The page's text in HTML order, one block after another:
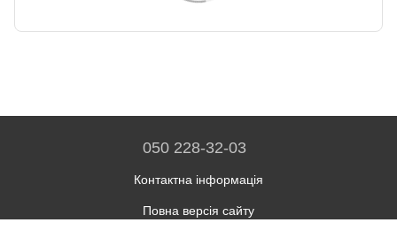
050 228-32-03
Контактна інформація
Повна версія сайту